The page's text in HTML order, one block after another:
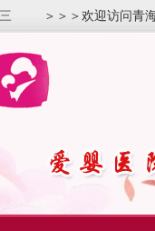
＞＞＞欢迎访问青